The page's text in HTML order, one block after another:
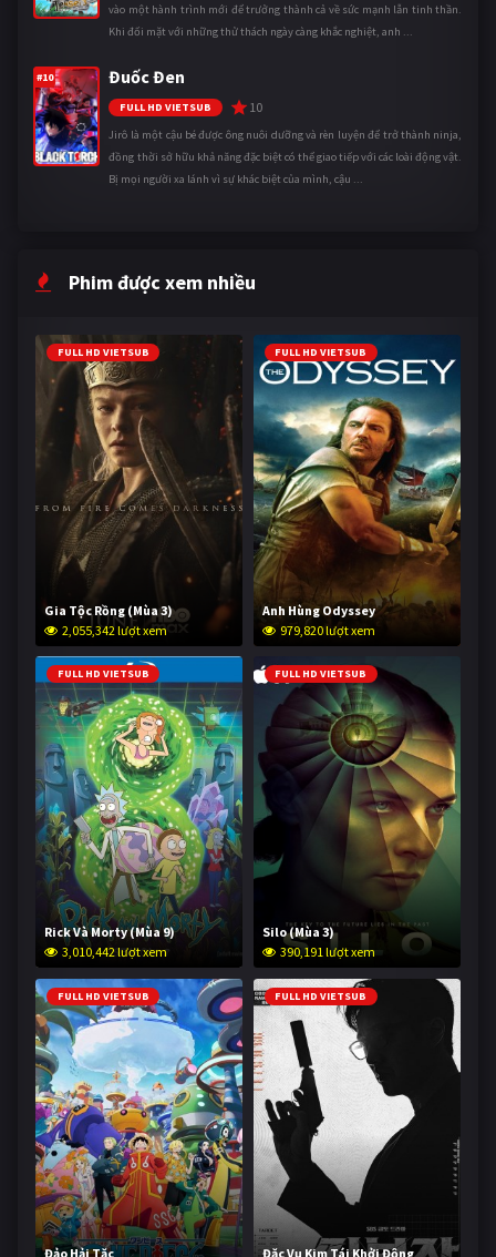
vào một hành trình mới để trưởng thành cả về sức mạnh lẫn tinh thần.
Khi đối mặt với những thử thách ngày càng khắc nghiệt, anh ...
#10 Đuốc Đen
FULL HD VIETSUB 10
Jirô là một cậu bé được ông nuôi dưỡng và rèn luyện để trở thành ninja,
đồng thời sở hữu khả năng đặc biệt có thể giao tiếp với các loài động vật.
Bị mọi người xa lánh vì sự khác biệt của mình, cậu ...
Phim được xem nhiều
FULL HD VIETSUB
Gia Tộc Rồng (Mùa 3)
2,055,342 lượt xem
FULL HD VIETSUB
Anh Hùng Odyssey
979,820 lượt xem
FULL HD VIETSUB
Rick Và Morty (Mùa 9)
3,010,442 lượt xem
FULL HD VIETSUB
Silo (Mùa 3)
390,191 lượt xem
FULL HD VIETSUB
Đảo Hải Tặc
FULL HD VIETSUB
Đặc Vụ Kim Tái Khởi Động